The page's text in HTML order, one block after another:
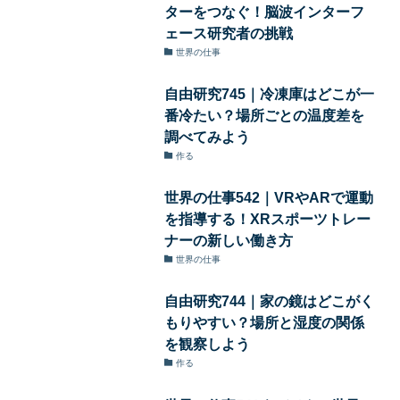
ターをつなぐ！脳波インターフ
ェース研究者の挑戦
世界の仕事
自由研究745｜冷凍庫はどこが一
番冷たい？場所ごとの温度差を
調べてみよう
作る
世界の仕事542｜VRやARで運動
を指導する！XRスポーツトレー
ナーの新しい働き方
世界の仕事
自由研究744｜家の鏡はどこがく
もりやすい？場所と湿度の関係
を観察しよう
作る